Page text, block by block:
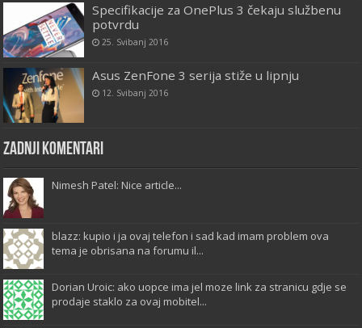
Specifikacije za OnePlus 3 čekaju službenu
potvrdu
25. Svibanj 2016
Asus ZenFone 3 serija stiže u lipnju
12. Svibanj 2016
Zadnji komentari
Nimesh Patel: Nice article...
blazz: kupio i ja ovaj telefon i sad kad imam problem ova
tema je obrisana na forumu il...
Dorian Uroic: ako uopce ima jel moze link za stranicu gdje se
prodaje staklo za ovaj mobitel...